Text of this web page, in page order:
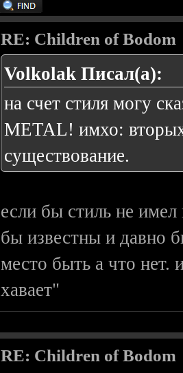
RE: Children of Bodom
Volkolak Писал(а):
на счет стиля могу
METAL! имхо: вторых
существование.
если бы стиль не
бы известны и давно
место быть а что нет.
хавает"
RE: Children of Bodom